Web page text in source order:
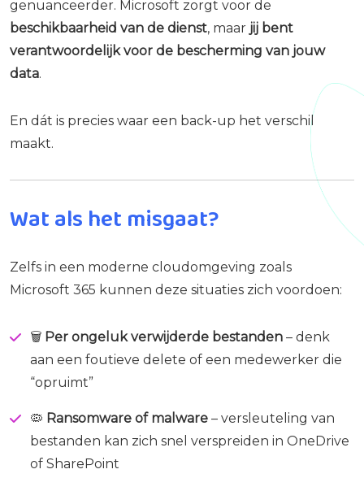
genuanceerder. Microsoft zorgt voor de
beschikbaarheid van de dienst, maar jij bent
verantwoordelijk voor de bescherming van jouw
data.
En dát is precies waar een back-up het verschil
maakt.
Wat als het misgaat?
Zelfs in een moderne cloudomgeving zoals
Microsoft 365 kunnen deze situaties zich voordoen:
🗑️ Per ongeluk verwijderde bestanden – denk
aan een foutieve delete of een medewerker die
“opruimt”
🦠 Ransomware of malware – versleuteling van
bestanden kan zich snel verspreiden in OneDrive
of SharePoint